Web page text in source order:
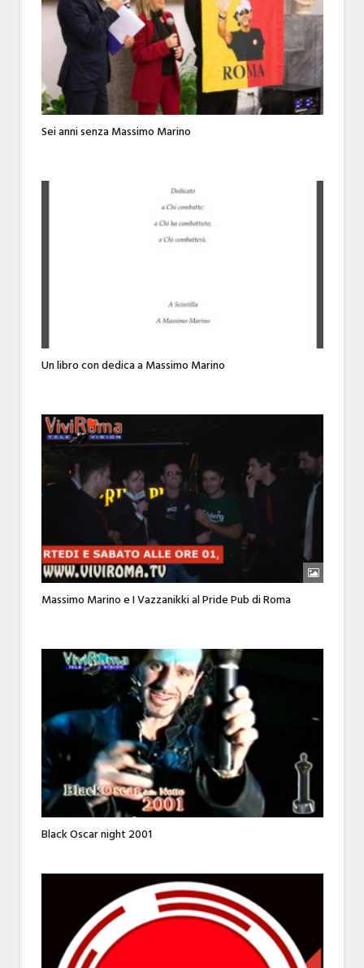
Sei anni senza Massimo Marino
Un libro con dedica a Massimo Marino
Massimo Marino e I Vazzanikki al Pride Pub di Roma
Black Oscar night 2001